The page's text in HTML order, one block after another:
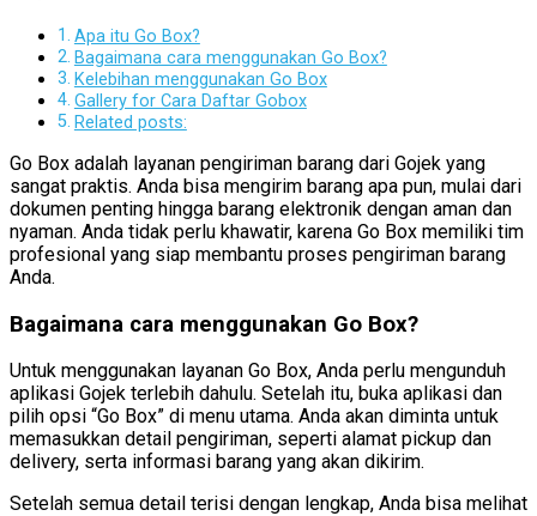
Apa itu Go Box?
Bagaimana cara menggunakan Go Box?
Kelebihan menggunakan Go Box
Gallery for Cara Daftar Gobox
Related posts:
Go Box adalah layanan pengiriman barang dari Gojek yang
sangat praktis. Anda bisa mengirim barang apa pun, mulai dari
dokumen penting hingga barang elektronik dengan aman dan
nyaman. Anda tidak perlu khawatir, karena Go Box memiliki tim
profesional yang siap membantu proses pengiriman barang
Anda.
Bagaimana cara menggunakan Go Box?
Untuk menggunakan layanan Go Box, Anda perlu mengunduh
aplikasi Gojek terlebih dahulu. Setelah itu, buka aplikasi dan
pilih opsi “Go Box” di menu utama. Anda akan diminta untuk
memasukkan detail pengiriman, seperti alamat pickup dan
delivery, serta informasi barang yang akan dikirim.
Setelah semua detail terisi dengan lengkap, Anda bisa melihat